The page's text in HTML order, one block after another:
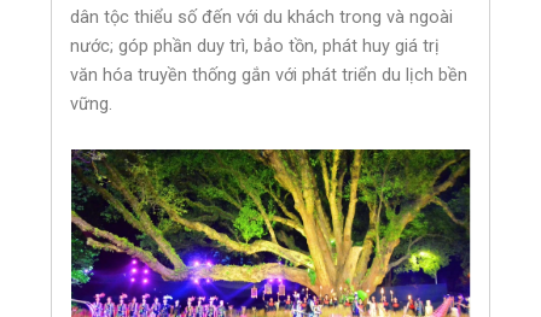
dân tộc thiểu số đến với du khách trong và ngoài
nước; góp phần duy trì, bảo tồn, phát huy giá trị
văn hóa truyền thống gắn với phát triển du lịch bền
vững.